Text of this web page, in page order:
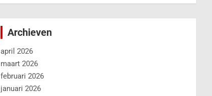
Archieven
april 2026
maart 2026
februari 2026
januari 2026